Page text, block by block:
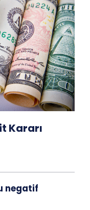
Kararı
negatif